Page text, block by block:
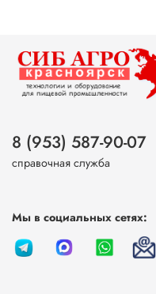
8 (953) 587-90-07
справочная служба
Мы в социальных сетях: